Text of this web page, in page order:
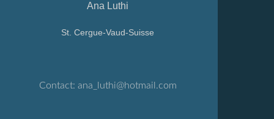
Ana Luthi
St. Cergue-Vaud-Suisse
Contact: ana_luthi@hotmail.com